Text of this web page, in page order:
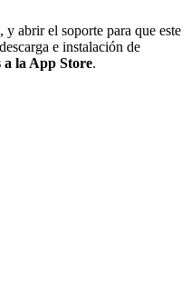
, y abrir el soporte para que este
e instalación de
a la App Store.